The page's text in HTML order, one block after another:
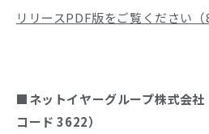
リリースPDF版をご覧ください（
■ネットイヤーグループ株式会社
コード 3622）